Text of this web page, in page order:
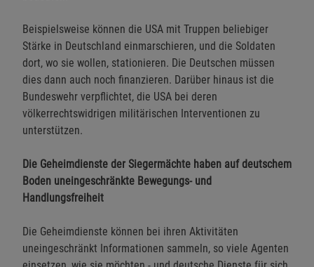
Beispielsweise können die USA mit Truppen beliebiger
Stärke in Deutschland einmarschieren, und die Soldaten
dort, wo sie wollen, stationieren. Die Deutschen müssen
dies dann auch noch finanzieren. Darüber hinaus ist die
Bundeswehr verpflichtet, die USA bei deren
völkerrechtswidrigen militärischen Interventionen zu
unterstützen.
Die Geheimdienste der Siegermächte haben auf deutschem
Boden uneingeschränkte Bewegungs- und
Handlungsfreiheit
Die Geheimdienste können bei ihren Aktivitäten
uneingeschränkt Informationen sammeln, so viele Agenten